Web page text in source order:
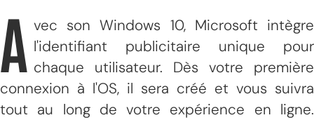
A vec son Windows 10, Microsoft intègre
l'identifiant publicitaire unique pour
chaque utilisateur. Dès votre première
connexion à l'OS, il sera créé et vous suivra
tout au long de votre expérience en ligne.